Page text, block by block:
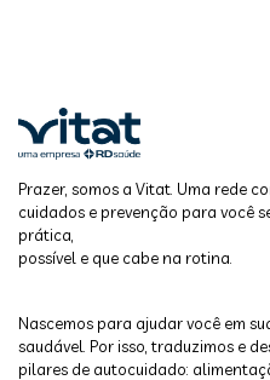
Prazer, somos a Vitat. Uma rede
cuidados e prevenção para você
prática,
possível e que cabe na rotina.
Nascemos para ajudar você em
saudável. Por isso, traduzimos e
pilares de autocuidado: